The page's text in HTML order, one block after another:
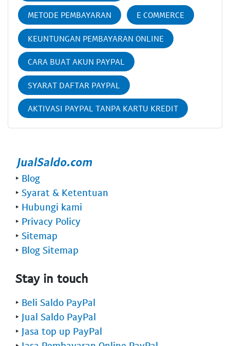
METODE PEMBAYARAN E COMMERCE
KEUNTUNGAN PEMBAYARAN ONLINE
CARA BUAT AKUN PAYPAL
SYARAT DAFTAR PAYPAL
AKTIVASI PAYPAL TANPA KARTU KREDIT
‣ Blog
‣ Syarat & Ketentuan
‣ Hubungi kami
‣ Privacy Policy
‣ Sitemap
‣ Blog Sitemap
Stay in touch
‣ Beli Saldo PayPal
‣ Jual Saldo PayPal
‣ Jasa top up PayPal